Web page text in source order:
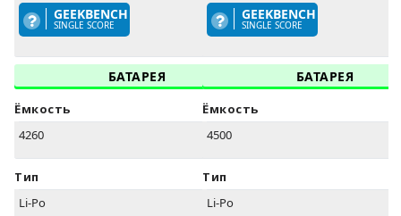
GEEKBENCH
SINGLE SCORE
БАТАРЕЯ
Ёмкость
4260
Тип
Li-Po
GEEKBENCH
SINGLE SCORE
БАТАРЕЯ
Ёмкость
4500
Тип
Li-Po